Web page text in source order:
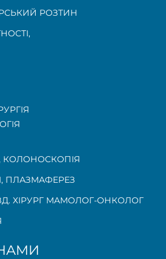
РОЗТИН
,
КОЛОНОСКОПІЯ
ПЛАЗМАФЕРЕЗ
ХІРУРГ МАМОЛОГ-ОНКОЛОГ